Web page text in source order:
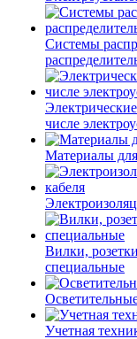
Системы
числе
Материалы
Вилки,
специальные
Учетная